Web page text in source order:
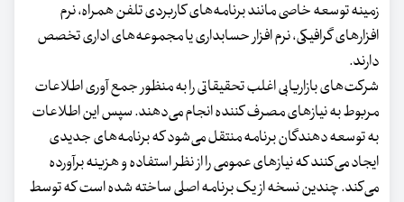
زمینه توسعه خاصی مانند برنامه‌های کاربردی تلفن همراه، نرم
افزارهای گرافیکی، نرم افزار حسابداری یا مجموعه‌های اداری تخصص
دارند.
شرکت‌های بازاریابی اغلب تحقیقاتی را به منظور جمع آوری اطلاعات
مربوط به نیازهای مصرف کننده انجام می‌دهند. سپس این اطلاعات
به توسعه دهندگان برنامه منتقل می‌شود که برنامه‌های جدیدی
ایجاد می‌کنند که نیازهای عمومی را از نظر استفاده و هزینه برآورده
می‌کند. چندین نسخه از یک برنامه اصلی ساخته شده است که توسط